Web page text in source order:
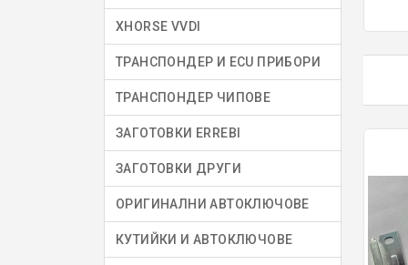
XHORSE VVDI
ТРАНСПОНДЕР И ECU ПРИБОРИ
ТРАНСПОНДЕР ЧИПОВЕ
ЗАГОТОВКИ ERREBI
ЗАГОТОВКИ ДРУГИ
ОРИГИНАЛНИ АВТОКЛЮЧОВЕ
КУТИЙКИ И АВТОКЛЮЧОВЕ